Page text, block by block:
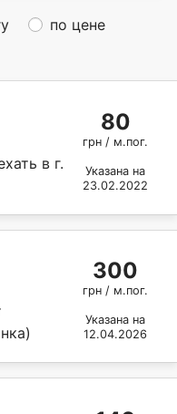
по цене
в г.
80
грн / м.пог.
Указана на
23.02.2022
300
грн / м.пог.
Указана на
12.04.2026